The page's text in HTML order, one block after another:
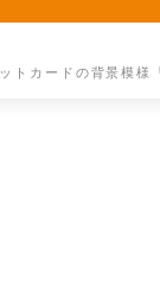
トカードの背景模様